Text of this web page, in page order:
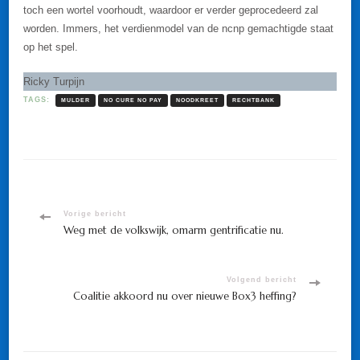
toch een wortel voorhoudt, waardoor er verder geprocedeerd zal
worden. Immers, het verdienmodel van de ncnp gemachtigde staat
op het spel.
Ricky Turpijn
TAGS: MULDER NO CURE NO PAY NOODKREET RECHTBANK
Bericht
Vorige bericht
Weg met de volkswijk, omarm gentrificatie nu.
Volgend bericht
Coalitie akkoord nu over nieuwe Box3 heffing?